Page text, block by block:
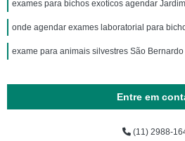
exames para bichos exoticos agendar
onde agendar exames laboratorial para
exame para animais silvestres São
Entre em
(11) 2988-